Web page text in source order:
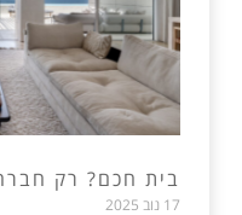
בית חכם? רק
17 נוב 2025